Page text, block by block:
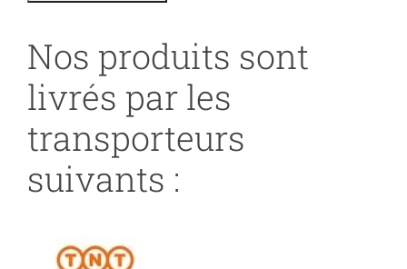
Nos produits sont
livrés par les
transporteurs
suivants :